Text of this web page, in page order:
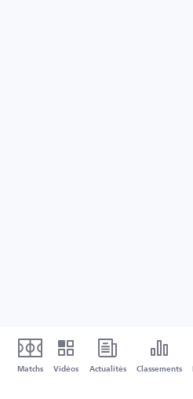
Matchs Vidéos Actualités Classements